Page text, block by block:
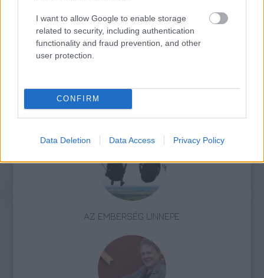
I want to allow Google to enable storage
related to security, including authentication
functionality and fraud prevention, and other
user protection.
CONFIRM
Data Deletion Data Access Privacy Policy
Nézze meg a legjobb fotókat ahvg.hu -n!
Forrás:MTI
Sajtó World Press Photo Képző
AZ EMBERSÉG ÜNNEPE